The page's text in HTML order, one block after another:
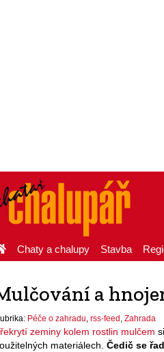
Chaty a chalupy Stavba
a
Péče o zahradu rss-feed Zahrada
zeminy kolem rostlin mulčem
materiálech. Čedič se